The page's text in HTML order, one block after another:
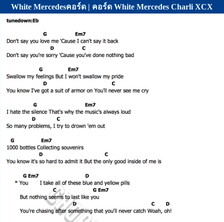
White Mercedesคอร์ด | คอร์ด White Mercedes Charli XCX